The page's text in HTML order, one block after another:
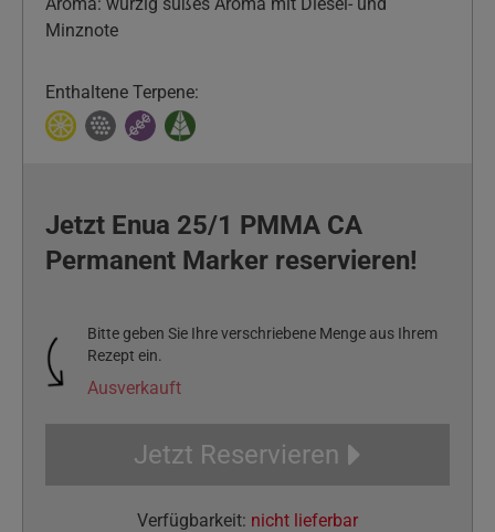
Minznote
Enthaltene Terpene:
Jetzt Enua 25/1 PMMA CA
Permanent Marker reservieren!
Bitte geben Sie Ihre verschriebene Menge aus Ihrem
Rezept ein.
Ausverkauft
Jetzt Reservieren
Verfügbarkeit: nicht lieferbar